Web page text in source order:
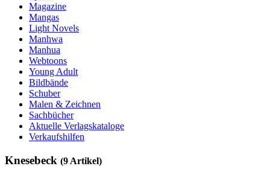
Magazine
Mangas
Light Novels
Manhwa
Manhua
Webtoons
Young Adult
Bildbände
Schuber
Malen & Zeichnen
Sachbücher
Aktuelle Verlagskataloge
Verkaufshilfen
Knesebeck (9 Artikel)